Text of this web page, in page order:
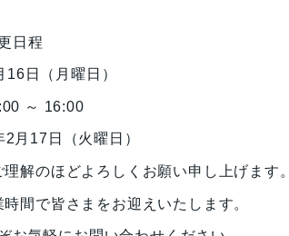
日程
日（月曜日）
～ 16:00
月17日（火曜日）
解のほどよろしくお願い申し上げます。
間で皆さまをお迎えいたします。